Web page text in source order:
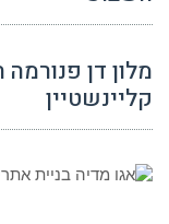
מלון דן
קליינשטיין